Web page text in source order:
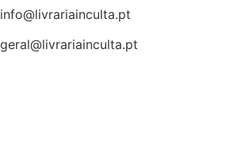
info@livrariainculta.pt
geral@livrariainculta.pt